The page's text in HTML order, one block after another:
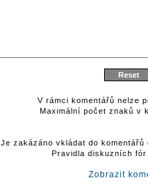
V rámci komentářů nelze
Maximální počet znaků v
Je zakázáno vkládat do
Pravidla diskuzních
Zobrazit